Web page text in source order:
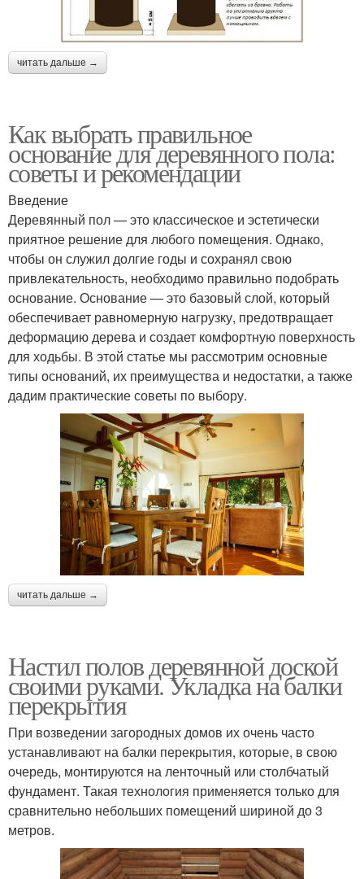
читать дальше →
Как выбрать правильное
основание для деревянного пола:
советы и рекомендации
Введение
Деревянный пол — это классическое и эстетически
приятное решение для любого помещения. Однако,
чтобы он служил долгие годы и сохранял свою
привлекательность, необходимо правильно подобрать
основание. Основание — это базовый слой, который
обеспечивает равномерную нагрузку, предотвращает
деформацию дерева и создает комфортную поверхность
для ходьбы. В этой статье мы рассмотрим основные
типы оснований, их преимущества и недостатки, а также
дадим практические советы по выбору.
читать дальше →
Настил полов деревянной доской
своими руками. Укладка на балки
перекрытия
При возведении загородных домов их очень часто
устанавливают на балки перекрытия, которые, в свою
очередь, монтируются на ленточный или столбчатый
фундамент. Такая технология применяется только для
сравнительно небольших помещений шириной до 3
метров.